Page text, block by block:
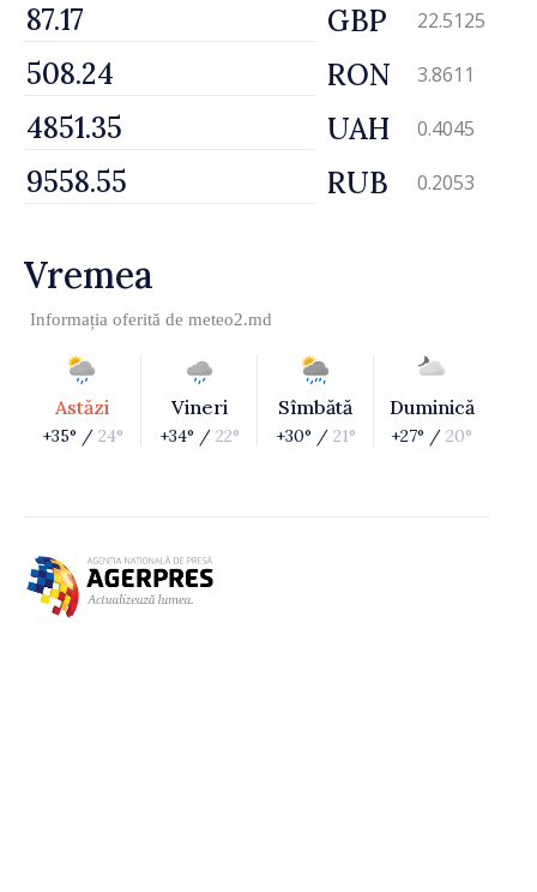
GBP 22.5125
RON 3.8611
UAH 0.4045
RUB 0.2053
Vremea
Informația oferită de meteo2.md
Astăzi
+35° / 24°
Vineri
+34° / 22°
Sîmbătă
+30° / 21°
Duminică
+27° / 20°